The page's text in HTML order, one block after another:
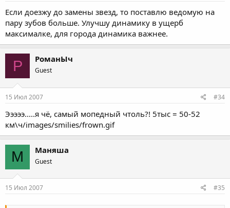
Если доезжу до замены звезд, то поставлю ведомую на
пару зубов больше. Улучшу динамику в ущерб
максималке, для города динамика важнее.
Р РоманЫч
Guest
15 Июл 2007 #34
Эээээ.....я чё, самый мопедный чтоль?! 5тыс = 50-52
км\ч/images/smilies/frown.gif
М Маняша
Guest
15 Июл 2007 #35